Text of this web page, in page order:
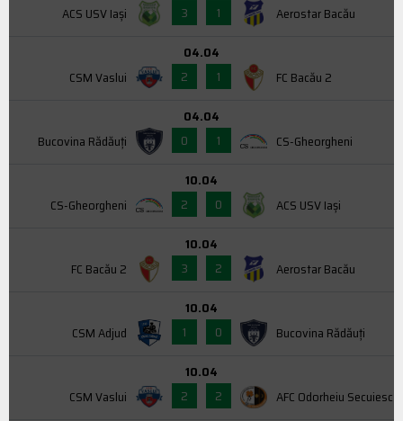
ACS USV Iaşi
3
1 Aerostar Bacău
CSM Vaslui
04.04
2
1 FC Bacău 2
Bucovina Rădăuți
04.04
0
1 CS-Gheorgheni
CS-Gheorgheni
10.04
2
0 ACS USV Iaşi
FC Bacău 2
10.04
3
2 Aerostar Bacău
CSM Adjud
10.04
1
0 Bucovina Rădăuți
CSM Vaslui
10.04
2
2 AFC Odorheiu Secuiesc